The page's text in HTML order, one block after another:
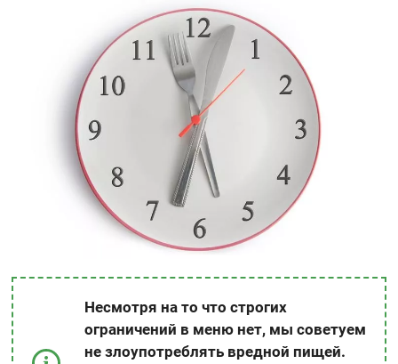
Несмотря на то что строгих
ограничений в меню нет, мы советуем
не злоупотреблять вредной пищей.